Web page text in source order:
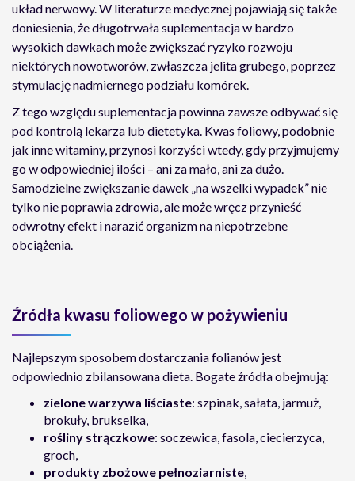
układ nerwowy. W literaturze medycznej pojawiają się także
doniesienia, że długotrwała suplementacja w bardzo
wysokich dawkach może zwiększać ryzyko rozwoju
niektórych nowotworów, zwłaszcza jelita grubego, poprzez
stymulację nadmiernego podziału komórek.
Z tego względu suplementacja powinna zawsze odbywać się
pod kontrolą lekarza lub dietetyka. Kwas foliowy, podobnie
jak inne witaminy, przynosi korzyści wtedy, gdy przyjmujemy
go w odpowiedniej ilości – ani za mało, ani za dużo.
Samodzielne zwiększanie dawek „na wszelki wypadek” nie
tylko nie poprawia zdrowia, ale może wręcz przynieść
odwrotny efekt i narazić organizm na niepotrzebne
obciążenia.
Źródła kwasu foliowego w pożywieniu
Najlepszym sposobem dostarczania folianów jest
odpowiednio zbilansowana dieta. Bogate źródła obejmują:
zielone warzywa liściaste: szpinak, sałata, jarmuż,
brokuły, brukselka,
rośliny strączkowe: soczewica, fasola, ciecierzyca,
groch,
produkty zbożowe pełnoziarniste,